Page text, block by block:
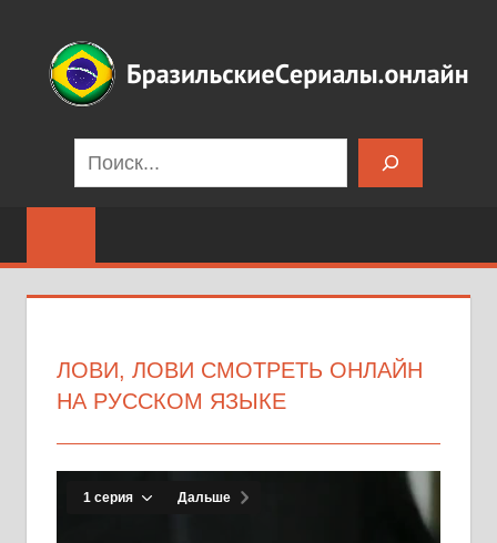
содержимому
сериалы
ЛОВИ, ЛОВИ СМОТРЕТЬ ОНЛАЙН
НА РУССКОМ ЯЗЫКЕ